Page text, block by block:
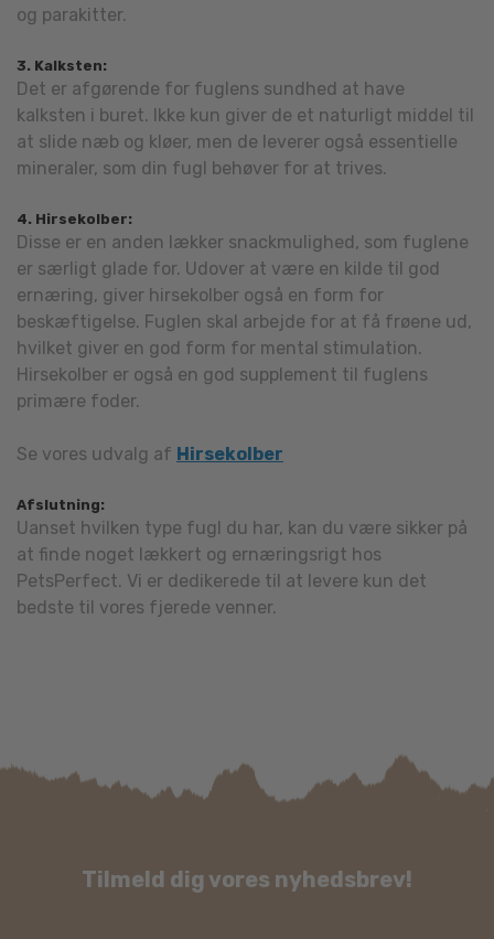
og parakitter.
3. Kalksten:
Det er afgørende for fuglens sundhed at have
kalksten i buret. Ikke kun giver de et naturligt middel til
at slide næb og kløer, men de leverer også essentielle
mineraler, som din fugl behøver for at trives.
4. Hirsekolber:
Disse er en anden lækker snackmulighed, som fuglene
er særligt glade for. Udover at være en kilde til god
ernæring, giver hirsekolber også en form for
beskæftigelse. Fuglen skal arbejde for at få frøene ud,
hvilket giver en god form for mental stimulation.
Hirsekolber er også en god supplement til fuglens
primære foder.
Se vores udvalg af Hirsekolber
Afslutning:
Uanset hvilken type fugl du har, kan du være sikker på
at finde noget lækkert og ernæringsrigt hos
PetsPerfect. Vi er dedikerede til at levere kun det
bedste til vores fjerede venner.
Tilmeld dig vores nyhedsbrev!